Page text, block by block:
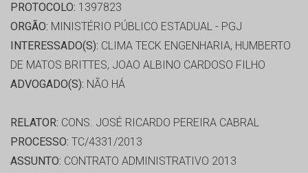
PROTOCOLO: 1397823
ORGÃO: MINISTÉRIO PÚBLICO ESTADUAL - PGJ
INTERESSADO(S): CLIMA TECK ENGENHARIA, HUMBERTO
DE MATOS BRITTES, JOAO ALBINO CARDOSO FILHO
ADVOGADO(S): NÃO HÁ
RELATOR: CONS. JOSÉ RICARDO PEREIRA CABRAL
PROCESSO: TC/4331/2013
ASSUNTO: CONTRATO ADMINISTRATIVO 2013